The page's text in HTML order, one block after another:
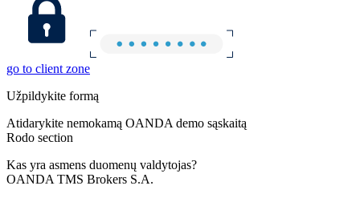
go to client zone
Užpildykite formą
Atidarykite nemokamą OANDA demo sąskaitą
Rodo section
Kas yra asmens duomenų valdytojas?
OANDA TMS Brokers S.A.